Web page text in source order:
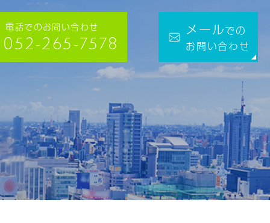
電話でのお問い合わせ
052-265-7578
メールでの
お問い合わせ